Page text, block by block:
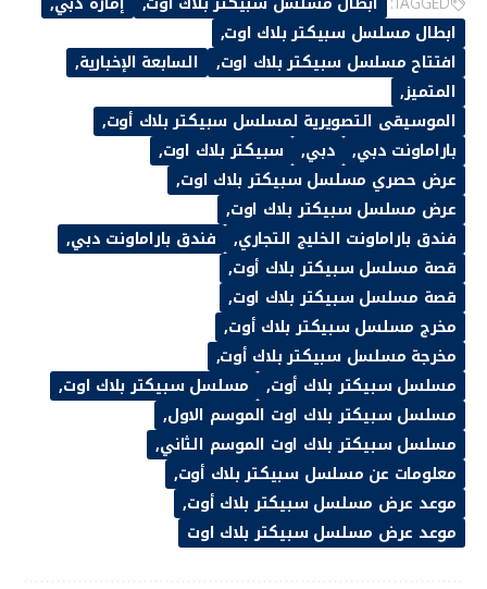
ابطال مسلسل سبيكتر بلاك اوت
افتتاح مسلسل سبيكتر بلاك اوت
السابعة الإخبارية
المتميز
الموسيقى التصويرية لمسلسل سبيكتر بلاك أوت
باراماونت دبي
دبي
سبيكتر بلاك اوت
عرض حصري مسلسل سبيكتر بلاك اوت
عرض مسلسل سبيكتر بلاك اوت
فندق باراماونت الخليج التجاري
فندق باراماونت دبي
قصة مسلسل سبيكتر بلاك أوت
قصة مسلسل سبيكتر بلاك اوت
مخرج مسلسل سبيكتر بلاك أوت
مخرجة مسلسل سبيكتر بلاك أوت
مسلسل سبيكتر بلاك أوت
مسلسل سبيكتر بلاك اوت
مسلسل سبيكتر بلاك اوت الموسم الاول
مسلسل سبيكتر بلاك اوت الموسم الثاني
معلومات عن مسلسل سبيكتر بلاك أوت
موعد عرض مسلسل سبيكتر بلاك أوت
موعد عرض مسلسل سبيكتر بلاك اوت